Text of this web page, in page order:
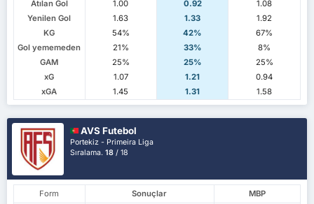
Atılan Gol
1.00 0.92
1.08
Yenilen Gol
1.63 1.33
1.92
KG
54% 42%
67%
Gol yememeden
21% 33%
8%
GAM
25% 25%
25%
xG
1.07 1.21
0.94
xGA
1.45 1.31 1.58
AVS Futebol
Portekiz - Primeira Liga
Sıralama.18 / 18
Form Sonuçlar
MBP